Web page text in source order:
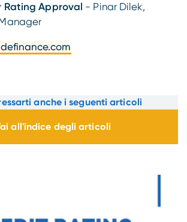
Rating Approval - Pinar Dilek,
anche i seguenti articoli
all'indice degli articoli